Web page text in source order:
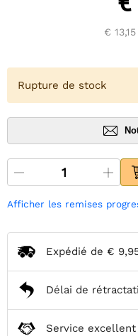
€ 13,15
Rupture de stock
Afficher les remises
Expédié de €
Délai de
Service excellent